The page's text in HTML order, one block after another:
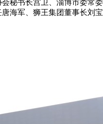
书长宫卫、淄博市委常委
海军、狮王集团董事长刘